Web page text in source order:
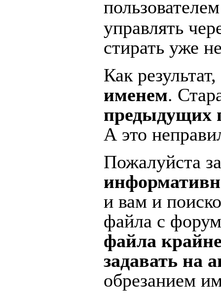
управлять
стирать уже
Как результат,
именем.
предыдущих
А это
Пожалуйста
и вам и
файла с
файла
задавать на
обрезанием